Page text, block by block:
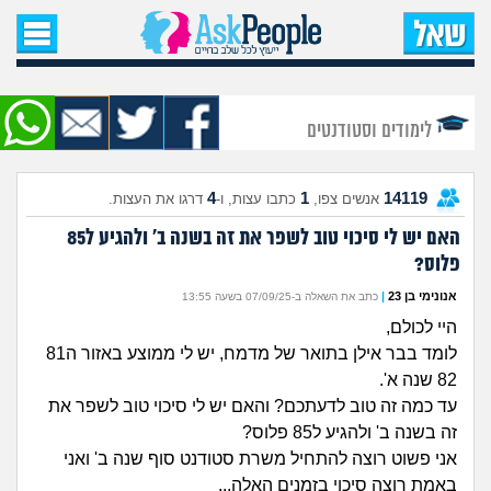
עמוד הבית
שאל שאלה
שאלות חדשות
שאלות שעוררו עניין
לימודים וסטודנטים
14119 אנשים צפו, 1 כתבו עצות, ו-4 דרגו את העצות.
האם יש לי סיכוי טוב לשפר את זה בשנה ב' ולהגיע ל85
פלוס?
אנונימי בן 23 | כתב את השאלה ב-07/09/25 בשעה 13:55
היי לכולם,
לומד בבר אילן בתואר של מדמח, יש לי ממוצע באזור ה81
82 שנה א'.
עד כמה זה טוב לדעתכם? והאם יש לי סיכוי טוב לשפר את
זה בשנה ב' ולהגיע ל85 פלוס?
אני פשוט רוצה להתחיל משרת סטודנט סוף שנה ב' ואני
באמת רוצה סיכוי בזמנים האלה...